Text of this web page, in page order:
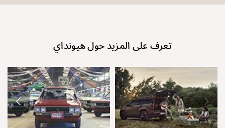
تعرف على المزيد حول هيونداي